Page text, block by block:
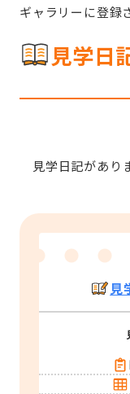
ギャラリーに登録
見学日
見学日記があり
見